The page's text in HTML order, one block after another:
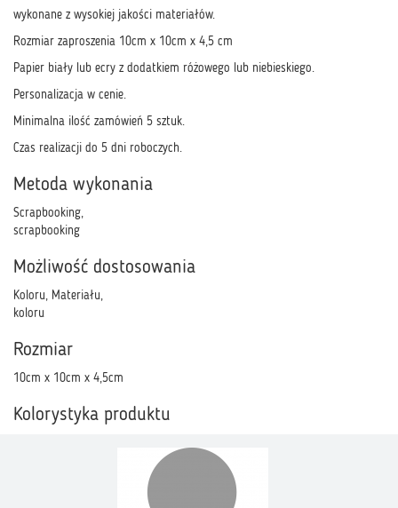
wykonane z wysokiej jakości materiałów.
Rozmiar zaproszenia 10cm x 10cm x 4,5 cm
Papier biały lub ecry z dodatkiem różowego lub niebieskiego.
Personalizacja w cenie.
Minimalna ilość zamówień 5 sztuk.
Czas realizacji do 5 dni roboczych.
Metoda wykonania
Scrapbooking,
scrapbooking
Możliwość dostosowania
Koloru, Materiału,
koloru
Rozmiar
10cm x 10cm x 4,5cm
Kolorystyka produktu